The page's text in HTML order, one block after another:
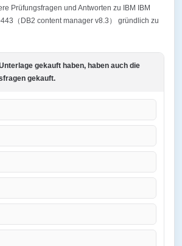
Prüfungsfragen und Antworten zu IBM IBM
（DB2 content manager v8.3） gründlich zu
gekauft haben, haben auch die
gekauft.